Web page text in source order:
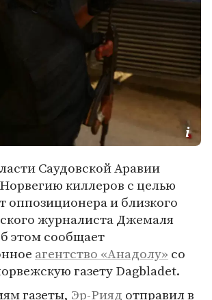
Саудовской Аравии
киллеров с целью
оппозиционера и близкого
журналиста Джемаля
этом сообщает
агентство «Анадолу» со
газету Dagbladet.
газеты, Эр-Рияд отправил в